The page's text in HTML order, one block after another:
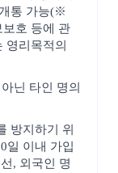
통 가능(※
호 등에 관
영리목적의
닌 타인 명의
방지하기 위
일 이내 가입
, 외국인 명